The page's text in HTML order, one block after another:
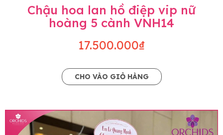
Chậu hoa lan hồ điệp vip nữ
hoàng 5 cành VNH14
17.500.000₫
CHO VÀO GIỎ HÀNG